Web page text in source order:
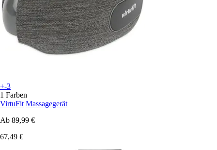
+-3
1 Farben
VirtuFit Massagegerät
Ab 89,99 €
67,49 €